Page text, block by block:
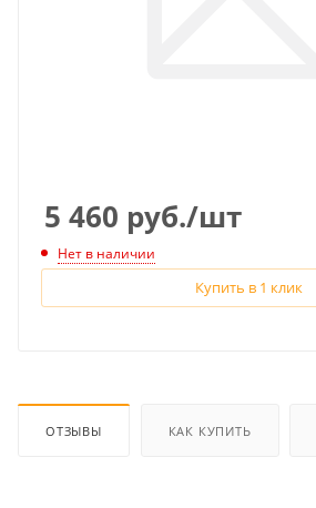
5 460 руб./шт
Нет в наличии
Купить в 1 клик
ОТЗЫВЫ КАК КУПИТЬ